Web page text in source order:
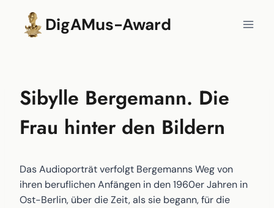
springen
DigAMus-Award
Sibylle Bergemann. Die
Frau hinter den Bildern
Das Audioporträt verfolgt Bergemanns Weg von
ihren beruflichen Anfängen in den 1960er Jahren in
Ost-Berlin, über die Zeit, als sie begann, für die